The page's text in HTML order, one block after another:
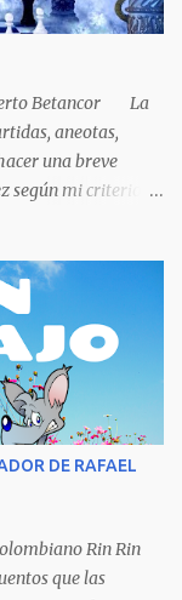
y pensando que
desecho la idea
pero desecho
final se le ocurrió
La
aneotas,
una breve
según mi criterio
XX, su obra
de Literatura que le
de principios
óbice para
Jorg...
DE RAFAEL
Rin Rin
que las